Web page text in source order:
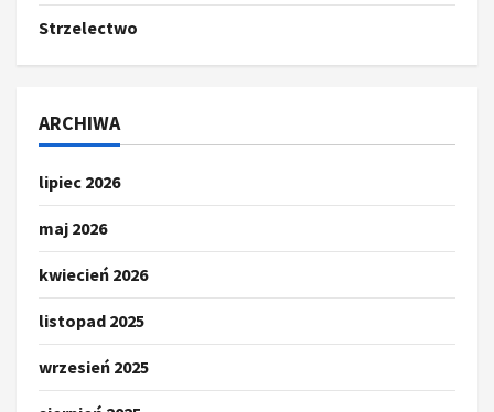
Strzelectwo
ARCHIWA
lipiec 2026
maj 2026
kwiecień 2026
listopad 2025
wrzesień 2025